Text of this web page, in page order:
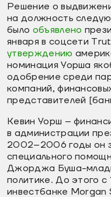
Решение о
на должность
было объявлено
января в соцсети
утверждению
номинация Уорша
одобрение среди
компаний,
представителей
Кевин Уорш –
в администрации
2002–2006 годы он
специального
Джорджа Буша-
политике. До этого с
инвестбанке Morgan